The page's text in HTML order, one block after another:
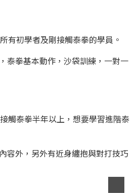
有初學者及剛接觸泰拳的學員。
泰拳基本動作，沙袋訓練，一對一
觸泰拳半年以上，想要學習進階泰
容外，另外有近身纏抱與對打技巧